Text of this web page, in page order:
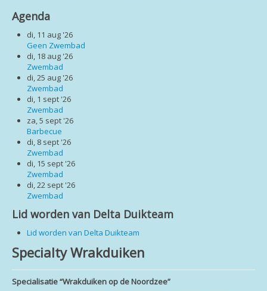
Leden (inloggen verplicht)
Login
Agenda
di, 11 aug '26
Geen Zwembad
di, 18 aug '26
Zwembad
di, 25 aug '26
Zwembad
di, 1 sept '26
Zwembad
za, 5 sept '26
Barbecue
di, 8 sept '26
Zwembad
di, 15 sept '26
Zwembad
di, 22 sept '26
Zwembad
Lid worden van Delta Duikteam
Lid worden van Delta Duikteam
Specialty Wrakduiken
Specialisatie “Wrakduiken op de Noordzee”